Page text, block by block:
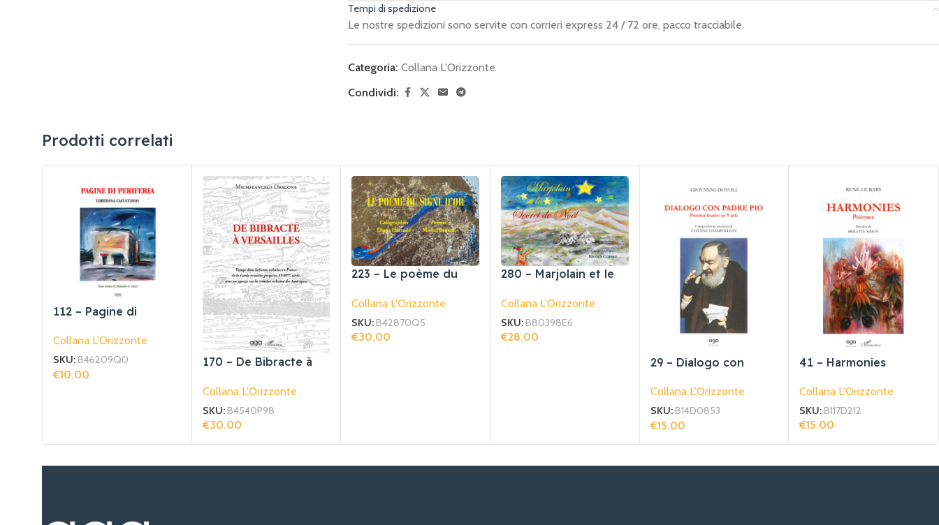
Tempi di spedizione
Le nostre spedizioni sono servite con corrieri express 24 / 72 ore, pacco tracciabile.
Categoria: Collana L'Orizzonte
Condividi:
Prodotti correlati
112 – Pagine di
Collana L'Orizzonte
SKU: B46209Q0
€10.00
170 – De Bibracte à
Collana L'Orizzonte
SKU: B4540P98
€30.00
223 – Le poème du
Collana L'Orizzonte
SKU: B42870Q5
€30.00
280 – Marjolain et le
Collana L'Orizzonte
SKU: B80398E6
€28.00
29 – Dialogo con
Collana L'Orizzonte
SKU: B14D0853
€15.00
41 – Harmonies
Collana L'Orizzonte
SKU: B117D212
€15.00